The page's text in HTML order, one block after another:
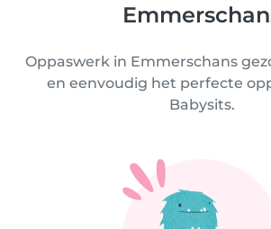
Oppaswerk in Emmerschans
en eenvoudig het perfecte
Babysits.